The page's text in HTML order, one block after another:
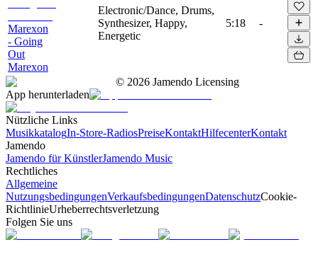
Marexon
- Going
Out
Marexon
Electronic/Dance, Drums,
Synthesizer, Happy,
Energetic
5:18 -
© 2026 Jamendo Licensing
App herunterladen
Nützliche Links
MusikkatalogIn-Store-RadiosPreiseKontaktHilfecenterKontakt
Jamendo
Jamendo für KünstlerJamendo Music
Rechtliches
Allgemeine
NutzungsbedingungenVerkaufsbedingungenDatenschutzCookie-
RichtlinieUrheberrechtsverletzung
Folgen Sie uns